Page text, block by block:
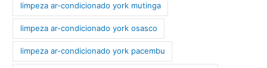
limpeza ar-condicionado york mutinga
limpeza ar-condicionado york osasco
limpeza ar-condicionado york pacembu